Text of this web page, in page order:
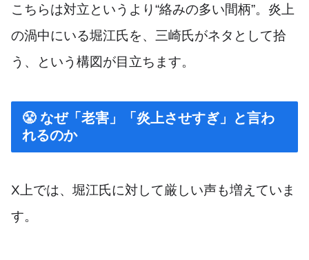
こちらは対立というより“絡みの多い間柄”。炎上
の渦中にいる堀江氏を、三崎氏がネタとして拾
う、という構図が目立ちます。
😤 なぜ「老害」「炎上させすぎ」と言わ
れるのか
X上では、堀江氏に対して厳しい声も増えていま
す。